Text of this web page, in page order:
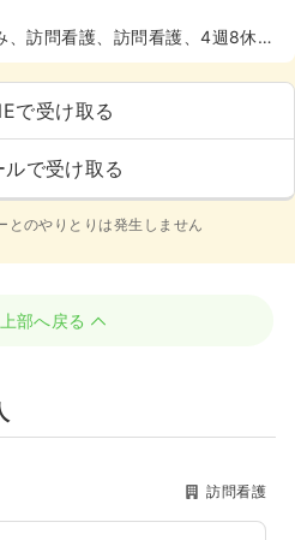
、訪問看護、訪問看護、4週8休以
で受け取る
ルで受け取る
とのやりとりは発生しません
部へ戻る
訪問看護